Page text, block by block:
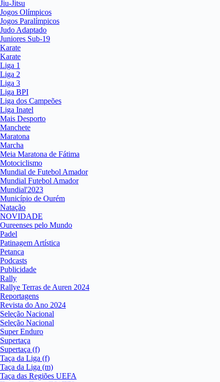
Jiu-Jitsu
Jogos Olímpicos
Jogos Paralímpicos
Judo Adaptado
Juniores Sub-19
Karate
Karate
Liga 1
Liga 2
Liga 3
Liga BPI
Liga dos Campeões
Liga Inatel
Mais Desporto
Manchete
Maratona
Marcha
Meia Maratona de Fátima
Motociclismo
Mundial de Futebol Amador
Mundial Futebol Amador
Mundial'2023
Município de Ourém
Natação
NOVIDADE
Oureenses pelo Mundo
Padel
Patinagem Artística
Petanca
Podcasts
Publicidade
Rally
Rallye Terras de Auren 2024
Reportagens
Revista do Ano 2024
Seleção Nacional
Seleção Nacional
Super Enduro
Supertaça
Supertaça (f)
Taça da Liga (f)
Taça da Liga (m)
Taça das Regiões UEFA